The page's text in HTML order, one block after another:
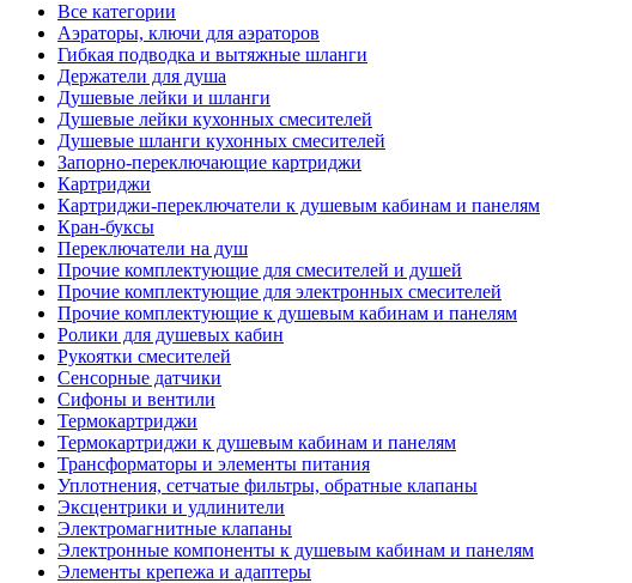
Все категории
Аэраторы, ключи для аэраторов
Гибкая подводка и вытяжные шланги
Держатели для душа
Душевые лейки и шланги
Душевые лейки кухонных смесителей
Душевые шланги кухонных смесителей
Запорно-переключающие картриджи
Картриджи
Картриджи-переключатели к душевым кабинам и панелям
Кран-буксы
Переключатели на душ
Прочие комплектующие для смесителей и душей
Прочие комплектующие для электронных смесителей
Прочие комплектующие к душевым кабинам и панелям
Ролики для душевых кабин
Рукоятки смесителей
Сенсорные датчики
Сифоны и вентили
Термокартриджи
Термокартриджи к душевым кабинам и панелям
Трансформаторы и элементы питания
Уплотнения, сетчатые фильтры, обратные клапаны
Эксцентрики и удлинители
Электромагнитные клапаны
Электронные компоненты к душевым кабинам и панелям
Элементы крепежа и адаптеры